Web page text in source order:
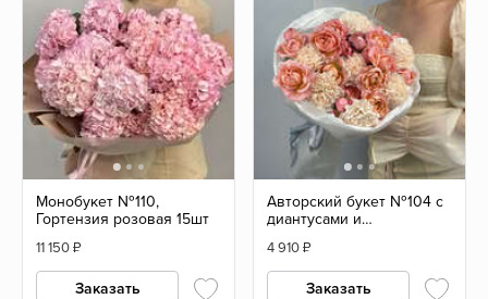
Монобукет №110,
Гортензия розовая 15шт
11 150₽
Заказать
Авторский букет №104 с
диантусами и
4 910₽
Заказать